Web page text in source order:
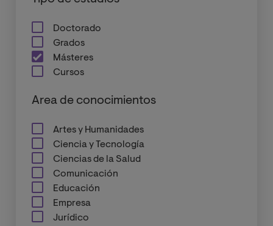
Doctorado
Grados
Másteres
Cursos
Area de conocimientos
Artes y Humanidades
Ciencia y Tecnología
Ciencias de la Salud
Comunicación
Educación
Empresa
Jurídico